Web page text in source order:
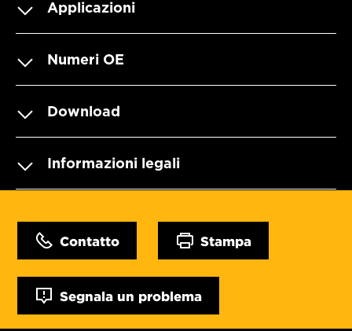
Applicazioni
Numeri OE
Download
Informazioni legali
Contatto Stampa
Segnala un problema